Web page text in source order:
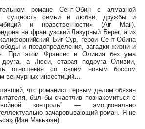
романе Сент-Обин с алмазной
сущность семьи и любви, дружбы и
и нравственности» (Air Mail).
на французский Лазурный Берег, а из
Биг-Сур, герои Сент-Обина
и предопределения, загадки жизни и
При этом Фрэнсис и Оливия без ума
а Люси, старая подруга Оливии,
отношения со своим новым боссом
венчурных инвестиций…
что романист первым делом обязан
был бы счастлив познакомиться с
контроль” — эмоционально
зачаровывающий роман. Я не
(Иэн Макьюэн).